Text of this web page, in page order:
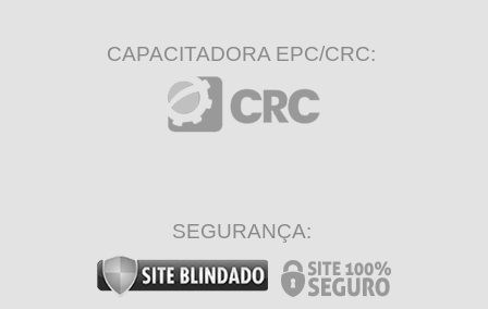
CAPACITADORA EPC/CRC:
SEGURANÇA: